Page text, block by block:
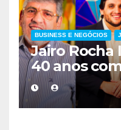
BUSINESS E NEGÓCIOS
Jairo Rocha
40 anos